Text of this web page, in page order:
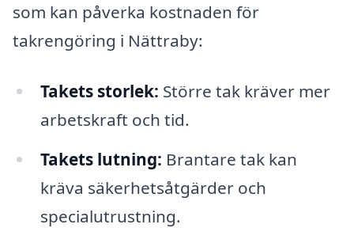
som kan påverka kostnaden för
takrengöring i Nättraby:
Takets storlek: Större tak kräver mer
arbetskraft och tid.
Takets lutning: Brantare tak kan
kräva säkerhetsåtgärder och
specialutrustning.